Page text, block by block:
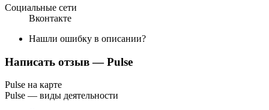
Социальные сети
Вконтакте
Нашли ошибку в описании?
Написать отзыв— Pulse
Pulse на карте
Pulse — виды деятельности